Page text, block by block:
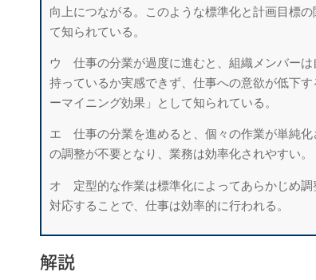
向上につながる。このような標準化と計画目標
て知られている。
ウ 仕事の分業が過度に進むと、組織メンバー
持っているか実感できず、仕事への意欲が低下
ーマイニング効果」として知られている。
エ 仕事の分業を進めると、個々の作業が単純
の調整が不要となり、業務は効率化されやすい。
オ 定型的な作業は標準化によってあらかじめ
対応することで、仕事は効率的に行われる。
解説